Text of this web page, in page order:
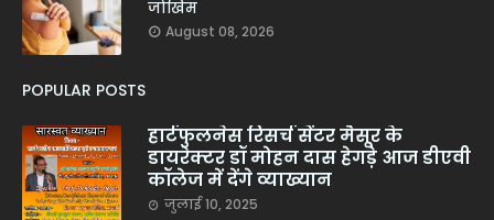
जोखिम
August 08, 2026
POPULAR POSTS
हार्टफुलनेस रिसर्च सेंटर मैसूर के
डायरेक्टर डॉ मोहन दास हेगड़े आज डीएवी
कॉलेज में देंगे व्याख्यान
जुलाई 10, 2025